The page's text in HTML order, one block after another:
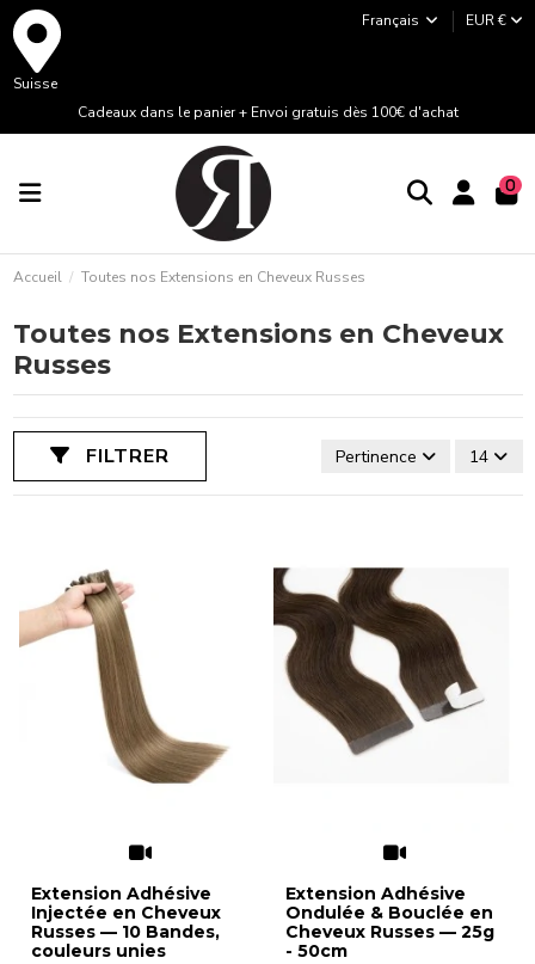
Suisse
Cadeaux dans le panier + Envoi gratuis dès 100€ d'achat
Français EUR €
0
Accueil Toutes nos Extensions en Cheveux Russes
Toutes nos Extensions en Cheveux
Russes
FILTRER Pertinence 14
Extension Adhésive
Injectée en Cheveux
Russes — 10 Bandes,
couleurs unies
Extension Adhésive
Ondulée & Bouclée en
Cheveux Russes — 25g
- 50cm